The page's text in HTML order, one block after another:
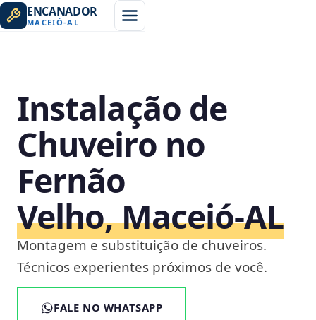
ENCANADOR
MACEIÓ-AL
Instalação de
Chuveiro no
Fernão
Velho, Maceió‑AL
Montagem e substituição de chuveiros.
Técnicos experientes próximos de você.
FALE NO WHATSAPP